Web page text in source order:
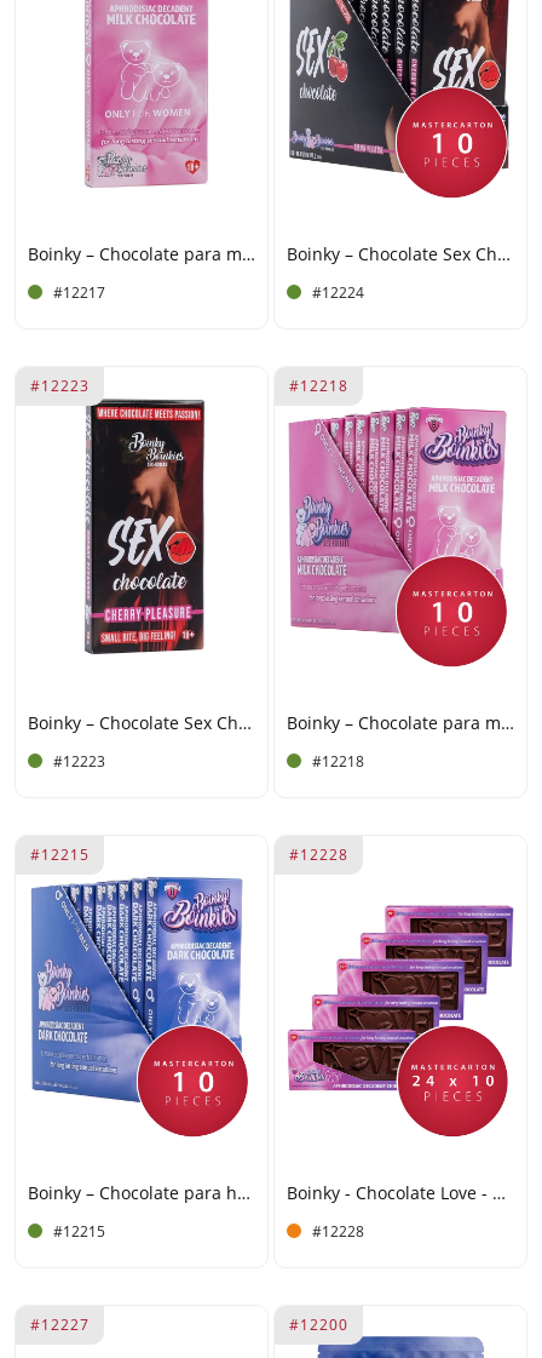
Boinky – Chocolate para mujeres
#12217
Boinky – Chocolate Sex Cherry - Exposición de 10 tabletas
#12224
#12223
Boinky – Chocolate Sex Cherry
#12223
#12218
Boinky – Chocolate para mujeres - Expositor de 10 tabletas
#12218
#12215
Boinky – Chocolate para hombres - Expositor de 10 tabletas
#12215
#12228
Boinky - Chocolate Love - Caja de cartón 24x10
#12228
#12227 #12200